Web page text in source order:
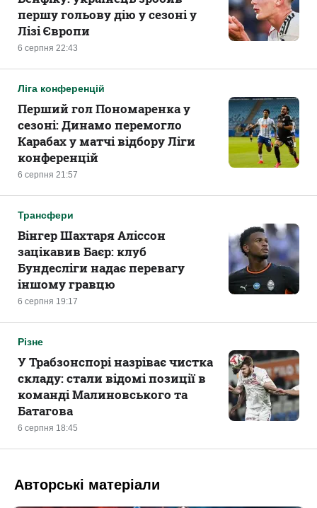
6 серпня 22:43
першу гольову дію у сезоні у
Лізі Європи
Ліга конференцій
6 серпня 21:57
Перший гол Пономаренка у
сезоні: Динамо перемогло
Карабах у матчі відбору Ліги
конференцій
Трансфери
6 серпня 19:17
Вінгер Шахтаря Аліссон
зацікавив Баєр: клуб
Бундесліги надає перевагу
іншому гравцю
Різне
6 серпня 18:45
У Трабзонспорі назріває чистка
складу: стали відомі позиції в
команді Малиновського та
Батагова
Авторські матеріали